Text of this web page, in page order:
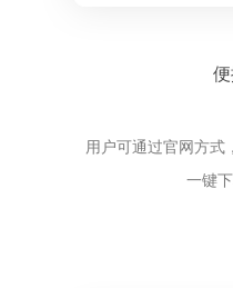
用户可通过官网方式
一键